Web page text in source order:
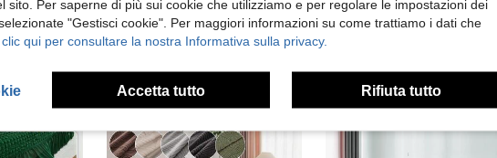
1 pezzo Copridivano elastico a copertura totale, motivo geometrico, in tessuto di poliestere stile moderno, lavabile in lavatrice, protegge il divano dalla polvere e dallo sporco
1 pezzo Copridivano in velluto morbido e stretch, resistente agli animali domestici e antiscivolo, lavabile in lavatrice, resistente ai colori, migliora l'atmosfera della decorazione natalizia e protegge il divano, adatto per divani da 1/2/3/4 posti, con adesivo antiscivolo incluso
33 left
24.74€
sito. Per saperne di più sui cookie che utilizziamo e per regolare le impostazioni dei
"Gestisci cookie". Per maggiori informazioni su come trattiamo i dati che
qui per consultare la nostra Informativa sulla privacy.
Accetta tutto Rifiuta tutto